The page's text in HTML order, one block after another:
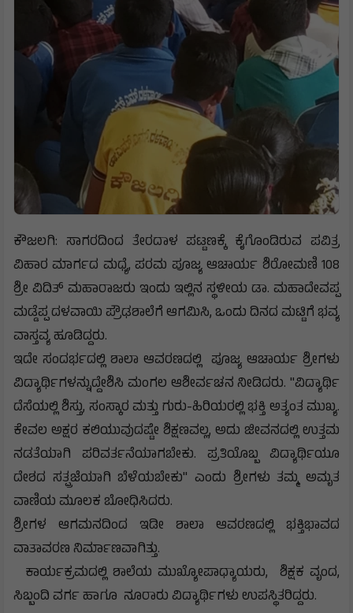
ಕೌಜಲಗಿ: ಸಾಗರದಿಂದ ತೇರದಾಳ ಪಟ್ಟಣಕ್ಕೆ ಕೈಗೊಂಡಿರುವ ಪವಿತ್ರ
ವಿಹಾರ ಮಾರ್ಗದ ಮಧ್ಯೆ, ಪರಮ ಪೂಜ್ಯ ಆಚಾರ್ಯ ಶಿರೋಮಣಿ 108
ಶ್ರೀ ವಿದಿತ್ ಮಹಾರಾಜರು ಇಂದು ಇಲ್ಲಿನ ಸ್ಥಳೀಯ ಡಾ. ಮಹಾದೇವಪ್ಪ
ಮಡ್ಡೆಪ್ಪ ದಳವಾಯಿ ಪ್ರೌಢಶಾಲೆಗೆ ಆಗಮಿಸಿ, ಒಂದು ದಿನದ ಮಟ್ಟಿಗೆ ಭವ್ಯ
ವಾಸ್ತವ್ಯ ಹೂಡಿದ್ದರು.
​ಇದೇ ಸಂದರ್ಭದಲ್ಲಿ ಶಾಲಾ ಆವರಣದಲ್ಲಿ ಪೂಜ್ಯ ಆಚಾರ್ಯ ಶ್ರೀಗಳು
ವಿದ್ಯಾರ್ಥಿಗಳನ್ನುದ್ದೇಶಿಸಿ ಮಂಗಲ ಆಶೀರ್ವಚನ ನೀಡಿದರು. "ವಿದ್ಯಾರ್ಥಿ
ದೆಸೆಯಲ್ಲಿ ಶಿಸ್ತು, ಸಂಸ್ಕಾರ ಮತ್ತು ಗುರು-ಹಿರಿಯರಲ್ಲಿ ಭಕ್ತಿ ಅತ್ಯಂತ ಮುಖ್ಯ.
ಕೇವಲ ಅಕ್ಷರ ಕಲಿಯುವುದಷ್ಟೇ ಶಿಕ್ಷಣವಲ್ಲ, ಅದು ಜೀವನದಲ್ಲಿ ಉತ್ತಮ
ನಡತೆಯಾಗಿ ಪರಿವರ್ತನೆಯಾಗಬೇಕು. ಪ್ರತಿಯೊಬ್ಬ ವಿದ್ಯಾರ್ಥಿಯೂ
ದೇಶದ ಸತ್ಪ್ರಜೆಯಾಗಿ ಬೆಳೆಯಬೇಕು" ಎಂದು ಶ್ರೀಗಳು ತಮ್ಮ ಅಮೃತ
ವಾಣಿಯ ಮೂಲಕ ಬೋಧಿಸಿದರು.
​ಶ್ರೀಗಳ ಆಗಮನದಿಂದ ಇಡೀ ಶಾಲಾ ಆವರಣದಲ್ಲಿ ಭಕ್ತಿಭಾವದ
ವಾತಾವರಣ ನಿರ್ಮಾಣವಾಗಿತ್ತು.
ಕಾರ್ಯಕ್ರಮದಲ್ಲಿ ಶಾಲೆಯ ಮುಖ್ಯೋಪಾಧ್ಯಾಯರು, ಶಿಕ್ಷಕ ವೃಂದ,
ಸಿಬ್ಬಂದಿ ವರ್ಗ ಹಾಗೂ ನೂರಾರು ವಿದ್ಯಾರ್ಥಿಗಳು ಉಪಸ್ಥಿತರಿದ್ದರು.